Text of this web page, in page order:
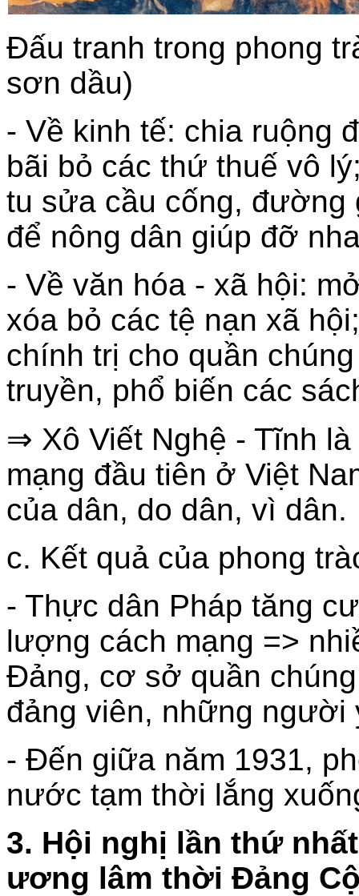
Đấu tranh trong phong
sơn dầu)
- Về kinh tế: chia ruộng
bãi bỏ các thứ thuế vô
tu sửa cầu cống, đường
để nông dân giúp đỡ
- Về văn hóa - xã hội:
xóa bỏ các tệ nạn xã
chính trị cho quần
truyền, phổ biến các
⇒ Xô Viết Nghệ - Tĩnh
mạng đầu tiên ở Việt
của dân, do dân, vì dân.
c. Kết quả của phong
- Thực dân Pháp tăng
lượng cách mạng =>
Đảng, cơ sở quần
đảng viên, những người
- Đến giữa năm 1931,
nước tạm thời lắng
3. Hội nghị lần thứ
ương lâm thời Đảng